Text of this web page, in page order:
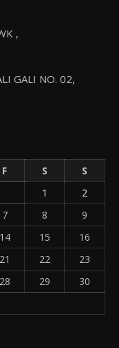
,
GALI NO. 02,
F S
S
1
2
7 8
9
14 15
16
21 22
23
28 29
30